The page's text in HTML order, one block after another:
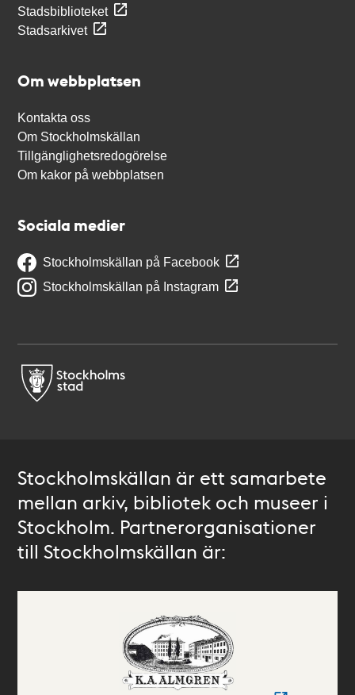
Stadsbiblioteket
Stadsarkivet
Om webbplatsen
Kontakta oss
Om Stockholmskällan
Tillgänglighetsredogörelse
Om kakor på webbplatsen
Sociala medier
Stockholmskällan på Facebook
Stockholmskällan på Instagram
Stockholmskällan är ett samarbete
mellan arkiv, bibliotek och museer i
Stockholm. Partnerorganisationer
till Stockholmskällan är: